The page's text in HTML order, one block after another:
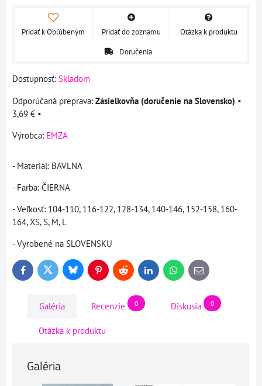
Pridať k Obľúbeným Pridať do zoznamu
Otázka k produktu
Doručenia
Dostupnosť: Skladom
Zásielkovňa (doručenie na Slovensko) •
3,69 € •
Výrobca: EMZA
- Materiál: BAVLNA
- Farba: ČIERNA
- Veľkosť: 104-110, 116-122, 128-134, 140-146, 152-158, 160-
164, XS, S, M, L
- Vyrobené na SLOVENSKU
FacebookTwitter BlueskyPinterestReddit LinkedInWhatsApp
E-
mail
Galéria Recenzie 0 Diskusia 0
Otázka k produktu
Galéria